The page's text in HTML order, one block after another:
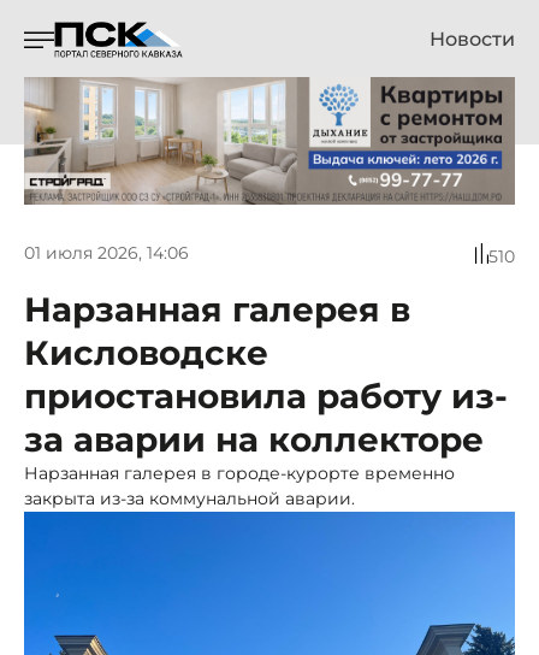
Новости
01 июля 2026, 14:06 510
Нарзанная галерея в
Кисловодске
приостановила работу из-
за аварии на коллекторе
Нарзанная галерея в городе-курорте временно
закрыта из-за коммунальной аварии.